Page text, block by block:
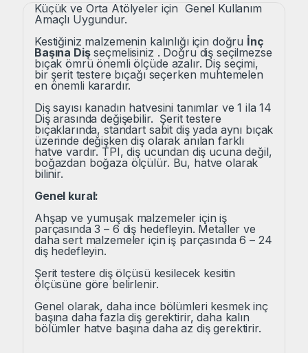
Küçük ve Orta Atölyeler için Genel Kullanım
Amaçlı Uygundur.
Kestiğiniz malzemenin kalınlığı için doğru İnç
Başına Dişseçmelisiniz . Doğru diş seçilmezse
bıçak ömrü önemli ölçüde azalır. Diş seçimi,
bir şerit testere bıçağı seçerken muhtemelen
en önemli karardır.
Diş sayısı kanadın hatvesini tanımlar ve 1 ila 14
Diş arasında değişebilir. Şerit testere
bıçaklarında, standart sabit diş yada aynı bıçak
üzerinde değişken diş olarak anılan farklı
hatve vardır. TPI, diş ucundan diş ucuna değil,
boğazdan boğaza ölçülür. Bu, hatve olarak
bilinir.
Genel kural:
Ahşap ve yumuşak malzemeler için iş
parçasında 3 – 6 diş hedefleyin. Metaller ve
daha sert malzemeler için iş parçasında 6 – 24
diş hedefleyin.
Şerit testere diş ölçüsü kesilecek kesitin
ölçüsüne göre belirlenir.
Genel olarak, daha ince bölümleri kesmek inç
başına daha fazla diş gerektirir, daha kalın
bölümler hatve başına daha az diş gerektirir.